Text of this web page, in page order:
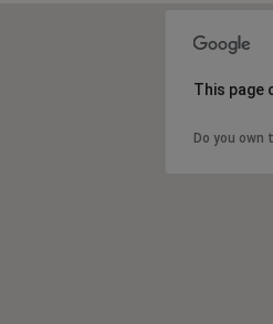
This page
Do you own